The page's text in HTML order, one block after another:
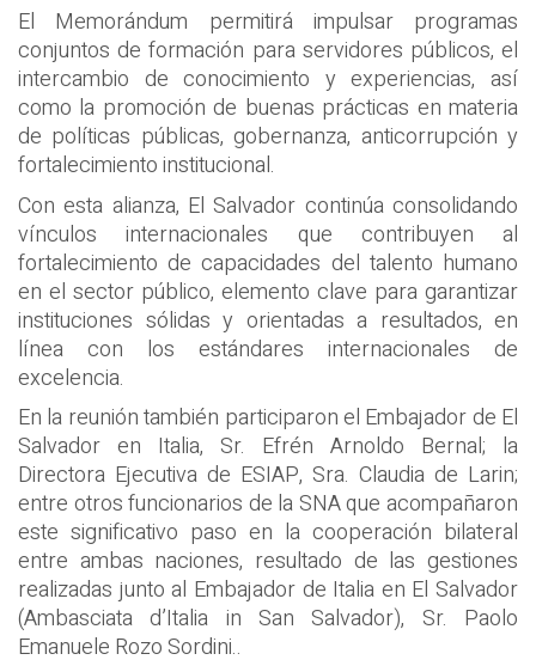
El Memorándum permitirá impulsar programas
conjuntos de formación para servidores públicos, el
intercambio de conocimiento y experiencias, así
como la promoción de buenas prácticas en materia
de políticas públicas, gobernanza, anticorrupción y
fortalecimiento institucional.
Con esta alianza, El Salvador continúa consolidando
vínculos internacionales que contribuyen al
fortalecimiento de capacidades del talento humano
en el sector público, elemento clave para garantizar
instituciones sólidas y orientadas a resultados, en
línea con los estándares internacionales de
excelencia.
En la reunión también participaron el Embajador de El
Salvador en Italia, Sr. Efrén Arnoldo Bernal; la
Directora Ejecutiva de ESIAP, Sra. Claudia de Larin;
entre otros funcionarios de la SNA que acompañaron
este significativo paso en la cooperación bilateral
entre ambas naciones, resultado de las gestiones
realizadas junto al Embajador de Italia en El Salvador
(Ambasciata d’Italia in San Salvador), Sr. Paolo
Emanuele Rozo Sordini..